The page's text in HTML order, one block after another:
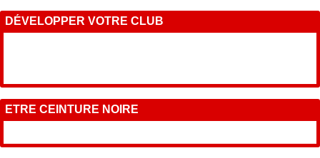
DÉVELOPPER VOTRE CLUB
ETRE CEINTURE NOIRE